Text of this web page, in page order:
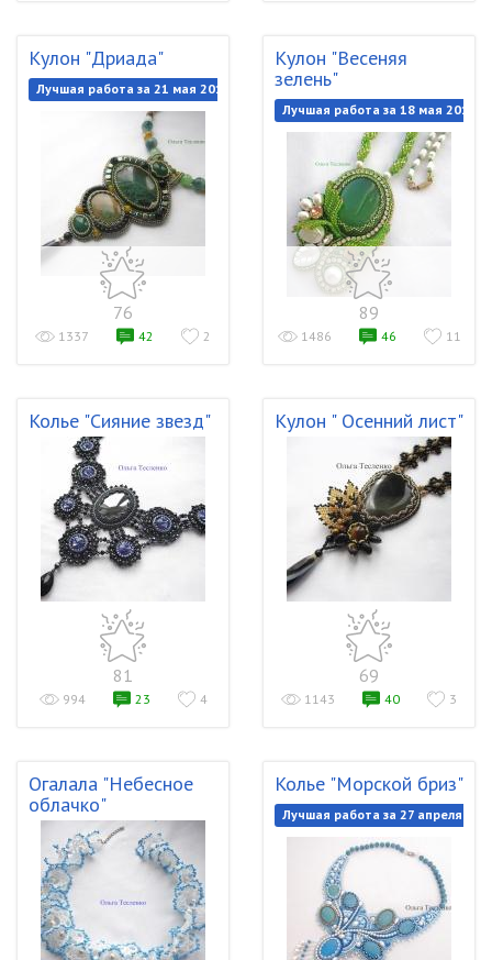
Кулон "Дриада"
Лучшая работа за 21 мая 2018
76
1337 42 2
Кулон "Весеняя
зелень"
Лучшая работа за 18 мая 2018
89
1486 46 11
Колье "Сияние звезд"
81
994 23 4
Кулон " Осенний лист"
69
1143 40 3
Огалала "Небесное
облачко"
Колье "Морской бриз"
Лучшая работа за 27 апреля